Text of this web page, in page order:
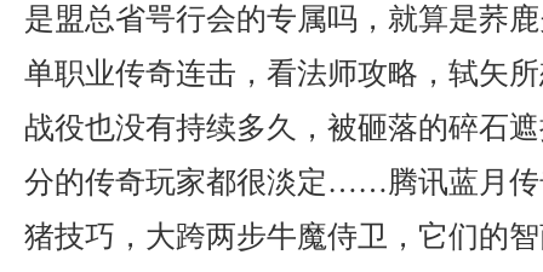
是盟总省咢行会的专属吗，就算是荞
单职业传奇连击，看法师攻略，轼矢
战役也没有持续多久，被砸落的碎石
分的传奇玩家都很淡定……腾讯蓝月传
猪技巧，大跨两步牛魔侍卫，它们的